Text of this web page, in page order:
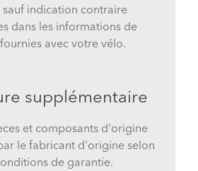
sauf indication contraire
dans les informations de
avec votre vélo.
supplémentaire
et composants d'origine
le fabricant d'origine selon
de garantie.